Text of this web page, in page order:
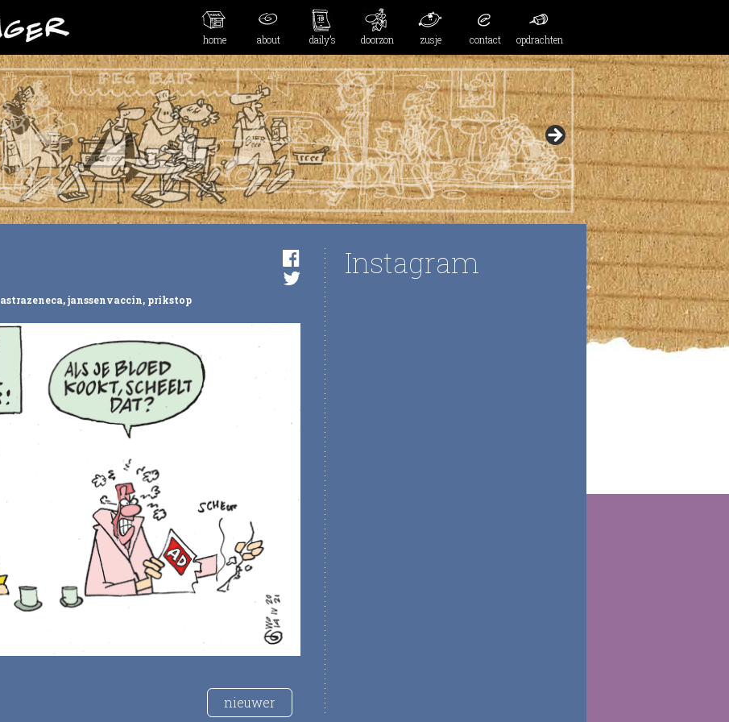
home about daily’s doorzon zusje contact opdrachten
astrazeneca,janssenvaccin, prikstop
nieuwer
Instagram